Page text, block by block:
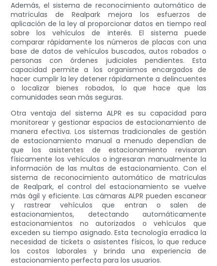
Además, el sistema de reconocimiento automático de
matrículas de Realpark mejora los esfuerzos de
aplicación de la ley al proporcionar datos en tiempo real
sobre los vehículos de interés. El sistema puede
comparar rápidamente los números de placas con una
base de datos de vehículos buscados, autos robados o
personas con órdenes judiciales pendientes. Esta
capacidad permite a los organismos encargados de
hacer cumplir la ley detener rápidamente a delincuentes
o localizar bienes robados, lo que hace que las
comunidades sean más seguras.
Otra ventaja del sistema ALPR es su capacidad para
monitorear y gestionar espacios de estacionamiento de
manera efectiva. Los sistemas tradicionales de gestión
de estacionamiento manual a menudo dependían de
que los asistentes de estacionamiento revisaran
físicamente los vehículos o ingresaran manualmente la
información de las multas de estacionamiento. Con el
sistema de reconocimiento automático de matrículas
de Realpark, el control del estacionamiento se vuelve
más ágil y eficiente. Las cámaras ALPR pueden escanear
y rastrear vehículos que entran o salen de
estacionamientos, detectando automáticamente
estacionamientos no autorizados o vehículos que
exceden su tiempo asignado. Esta tecnología erradica la
necesidad de tickets o asistentes físicos, lo que reduce
los costos laborales y brinda una experiencia de
estacionamiento perfecta para los usuarios.